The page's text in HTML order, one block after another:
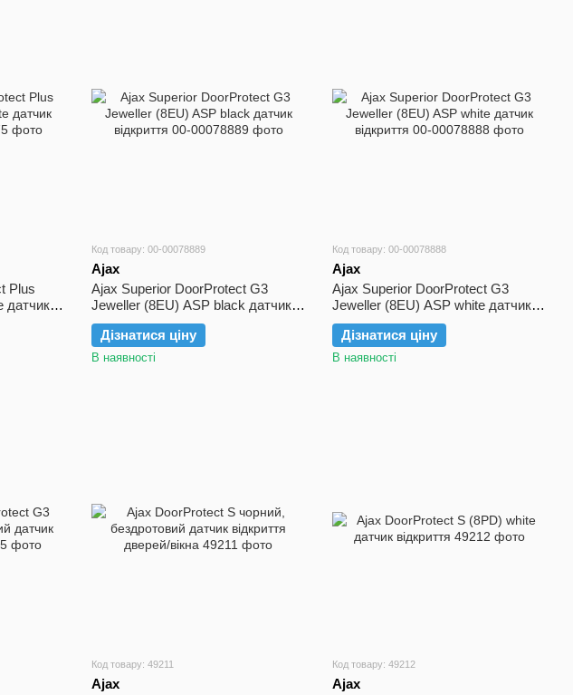
Plus
датчик
Код товару: 00-00078889
Ajax
Ajax Superior DoorProtect G3
Jeweller (8EU) ASP black датчик
відкриття
Дізнатися ціну
В наявності
Код товару: 00-00078888
Ajax
Ajax Superior DoorProtect G3
Jeweller (8EU) ASP white датчик
відкриття
Дізнатися ціну
В наявності
Код товару: 49211
Ajax
Код товару: 49212
Ajax